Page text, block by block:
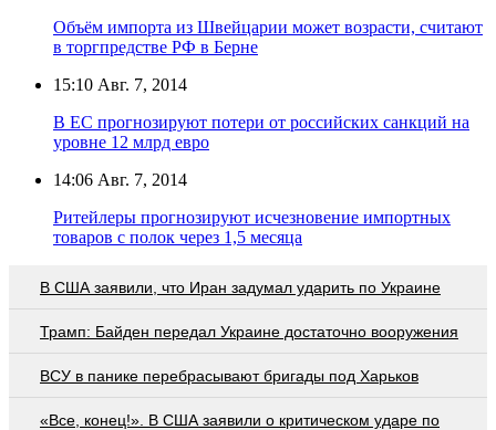
Объём импорта из Швейцарии может возрасти, считают
в торгпредстве РФ в Берне
15:10 Авг. 7, 2014
В ЕС прогнозируют потери от российских санкций на
уровне 12 млрд евро
14:06 Авг. 7, 2014
Ритейлеры прогнозируют исчезновение импортных
товаров с полок через 1,5 месяца
В США заявили, что Иран задумал ударить по Украине
Трамп: Байден передал Украине достаточно вооружения
ВСУ в панике перебрасывают бригады под Харьков
«Все, конец!». В США заявили о критическом ударе по